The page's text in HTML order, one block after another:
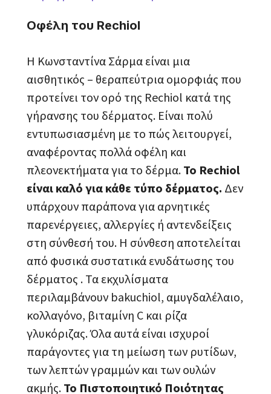
Οφέλη του Rechiol
Η Κωνσταντίνα Σάρμα είναι μια
αισθητικός – θεραπεύτρια ομορφιάς που
προτείνει τον ορό της Rechiol κατά της
γήρανσης του δέρματος. Είναι πολύ
εντυπωσιασμένη με το πώς λειτουργεί,
αναφέροντας πολλά οφέλη και
πλεονεκτήματα για το δέρμα. Το Rechiol
είναι καλό για κάθε τύπο δέρματος. Δεν
υπάρχουν παράπονα για αρνητικές
παρενέργειες, αλλεργίες ή αντενδείξεις
στη σύνθεσή του. Η σύνθεση αποτελείται
από φυσικά συστατικά ενυδάτωσης του
δέρματος . Τα εκχυλίσματα
περιλαμβάνουν bakuchiol, αμυγδαλέλαιο,
κολλαγόνο, βιταμίνη C και ρίζα
γλυκόριζας. Όλα αυτά είναι ισχυροί
παράγοντες για τη μείωση των ρυτίδων,
των λεπτών γραμμών και των ουλών
ακμής. Το Πιστοποιητικό Ποιότητας